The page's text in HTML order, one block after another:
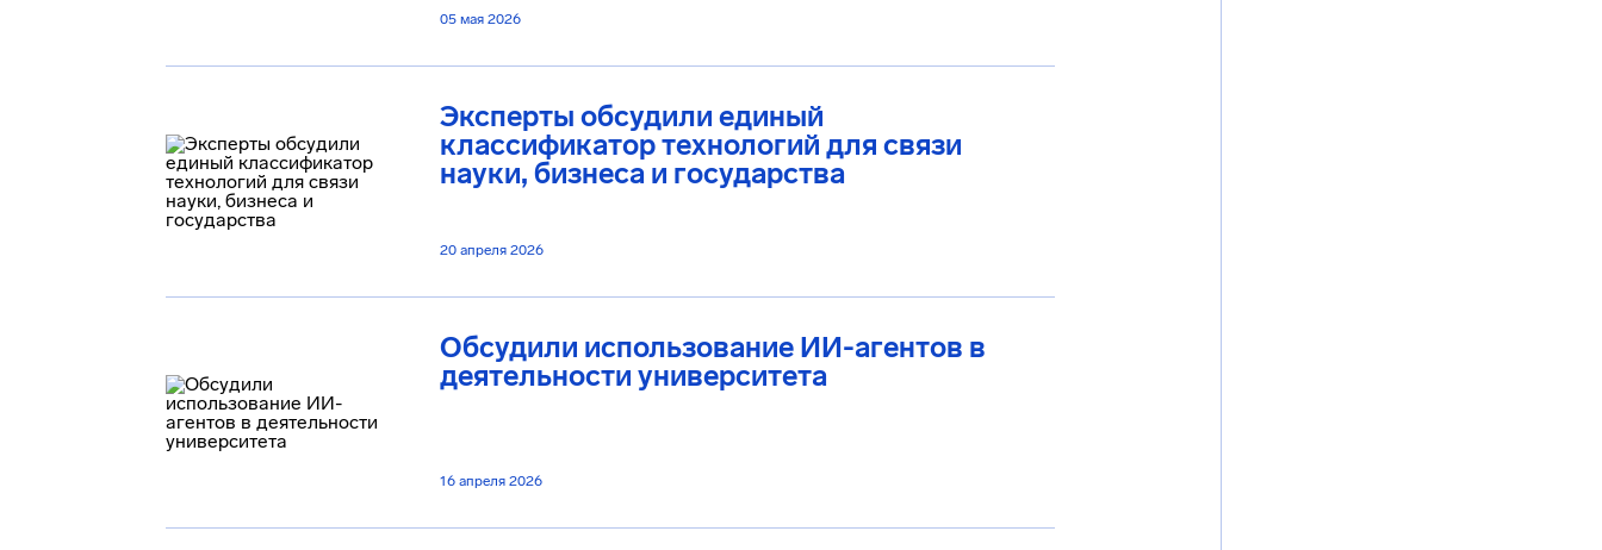
05 мая 2026
Эксперты обсудили единый
классификатор технологий для связи
науки, бизнеса и государства
20 апреля 2026
Обсудили использование ИИ-агентов в
деятельности университета
16 апреля 2026